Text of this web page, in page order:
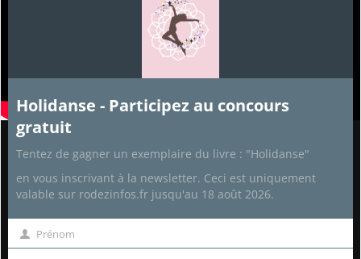
Partenaires
Recettes de cuisine
Holidanse - Participez au concours
gratuit
Tentez de gagner un exemplaire du livre : "Holidanse"
en vous inscrivant à la newsletter. Ceci est uniquement
valable sur rodezinfos.fr jusqu'au 18 août 2026.
PrénomPrénom